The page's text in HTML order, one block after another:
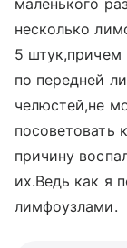
маленького
несколько
5 штук,причем
по передней
челюстей,не
посоветовать
причину
их.Ведь как я
лимфоузлами.